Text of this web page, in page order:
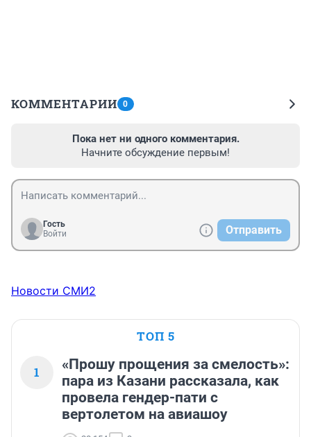
КОММЕНТАРИИ 0
Пока нет ни одного комментария.
Начните обсуждение первым!
Гость
Войти
Отправить
Новости СМИ2
ТОП 5
1
«Прошу прощения за смелость»:
пара из Казани рассказала, как
провела гендер-пати с
вертолетом на авиашоу